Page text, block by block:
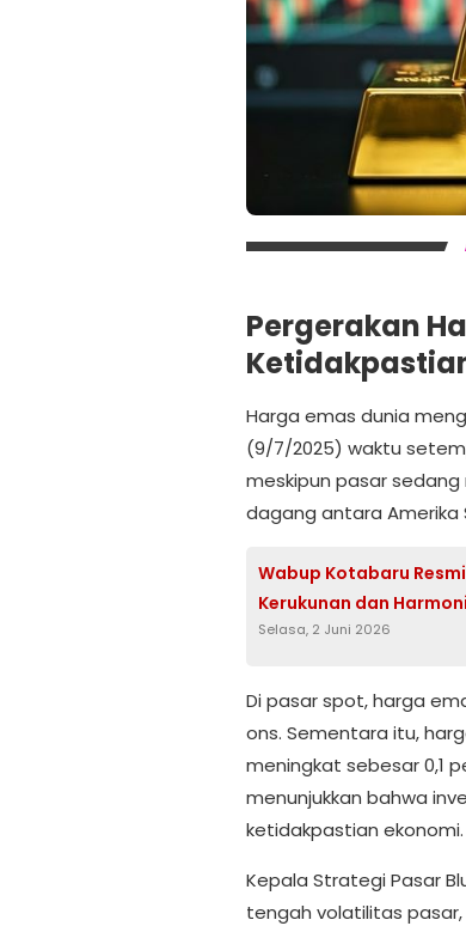
Pergerakan
Harga emas dunia
(9/7/2025) waktu
meskipun pasar
dagang antara Amerika
Wabup Kotabaru
Kerukunan dan
Selasa, 2 Juni 2026
Di pasar spot, harga
ons. Sementara itu,
meningkat sebesar 0,1
menunjukkan bahwa
ketidakpastian ekonomi.
Kepala Strategi Pasar
tengah volatilitas